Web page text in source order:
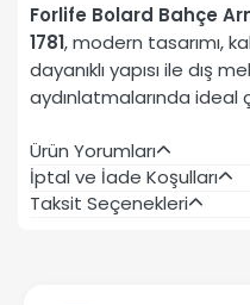
Forlife Bolard Bahçe
1781, modern tasarımı,
dayanıklı yapısı ile dış
aydınlatmalarında ideal
Ürün Yorumları
İptal ve İade Koşulları
Taksit Seçenekleri